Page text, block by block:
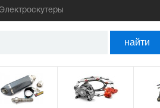
Электроскутеры
найти